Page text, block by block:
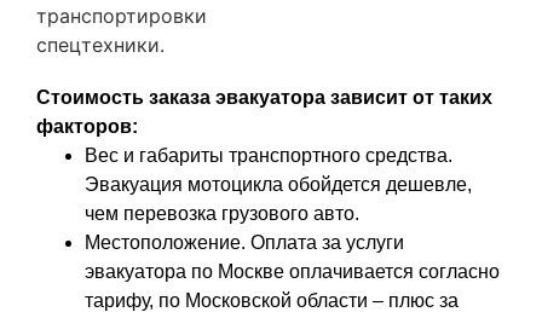
транспортировки
спецтехники.
Стоимость заказа эвакуатора зависит от таких
факторов:
Вес и габариты транспортного средства.
Эвакуация мотоцикла обойдется дешевле,
чем перевозка грузового авто.
Местоположение. Оплата за услуги
эвакуатора по Москве оплачивается согласно
тарифу, по Московской области – плюс за